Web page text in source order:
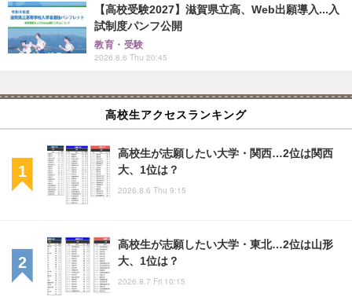
【高校受験2027】滋賀県立高、Web出願導入...入
試制度パンフ公開
教育・受験
2026.8.6 Thu 20:45
高校生アクセスランキング
高校生が志願したい大学・関西…2位は関西
大、1位は？
2026.8.6 Thu 9:15
高校生が志願したい大学・東北…2位は山形
大、1位は？
2026.8.7 Fri 10:15